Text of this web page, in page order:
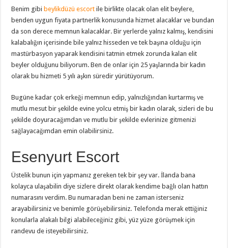
Benim gibi beylikdüzü escort ile birlikte olacak olan elit beylere,
benden uygun fiyata partnerlik konusunda hizmet alacaklar ve bundan
da son derece memnun kalacaklar. Bir yerlerde yalnız kalmış, kendisini
kalabalığın içerisinde bile yalnız hisseden ve tek başına olduğu için
mastürbasyon yaparak kendisini tatmin etmek zorunda kalan elit
beyler olduğunu biliyorum. Ben de onlar için 25 yaşlarında bir kadın
olarak bu hizmeti 5 yılı aşkın süredir yürütüyorum.
Bugüne kadar çok erkeği memnun edip, yalnızlığından kurtarmış ve
mutlu mesut bir şekilde evine yolcu etmiş bir kadın olarak, sizleri de bu
şekilde doyuracağımdan ve mutlu bir şekilde evlerinize gitmenizi
sağlayacağımdan emin olabilirsiniz.
Esenyurt Escort
Üstelik bunun için yapmanız gereken tek bir şey var. İlanda bana
kolayca ulaşabilin diye sizlere direkt olarak kendime bağlı olan hattın
numarasını verdim. Bu numaradan beni ne zaman isterseniz
arayabilirsiniz ve benimle görüşebilirsiniz. Telefonda merak ettiğiniz
konularla alakalı bilgi alabileceğiniz gibi, yüz yüze görüşmek için
randevu de isteyebilirsiniz.